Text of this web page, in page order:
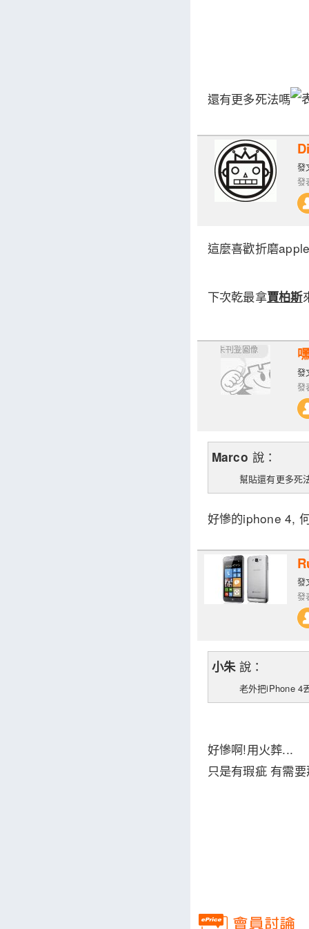
還有更多死法嗎
發
發
這麼喜歡折磨
下次乾最拿賈柏斯
發
發
Marco 說：
幫貼還有更多死
好慘的iphone 4,
發
發
小朱 說：
老外把iPhone 4
好慘啊!用火葬...
只是有瑕疵 有需